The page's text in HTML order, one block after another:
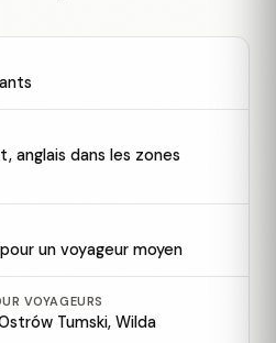
anglais dans les zones
un voyageur moyen
VOYAGEURS
Tumski, Wilda